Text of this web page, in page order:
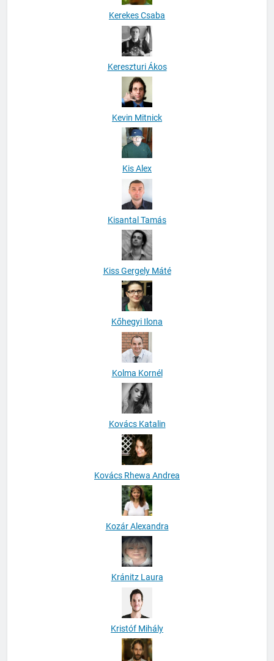
Kerekes Csaba
Kereszturi Ákos
Kevin Mitnick
Kis Alex
Kisantal Tamás
Kiss Gergely Máté
Kőhegyi Ilona
Kolma Kornél
Kovács Katalin
Kovács Rhewa Andrea
Kozár Alexandra
Kránitz Laura
Kristóf Mihály